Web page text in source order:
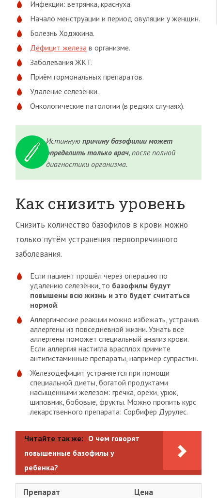
Инфекции: ветрянка, краснуха.
Начало менструации и период овуляции у женщин.
Болезнь Ходжкина.
Дефицит железа в организме.
Заболевания ЖКТ.
Приём гормональных препаратов.
Удаление селезёнки.
Онкологические патологии (в редких случаях).
Истиннуюпричину базофилии может
определить только врач, после полной
диагностики организма.
Как снизить уровень
Снизить количество базофилов в крови можно
только путём устранения первопричинного
заболевания.
Если пациент прошёл через операцию по
удалению селезёнки, то базофилы будут
повышены всю жизнь и это будет считаться
нормой.
Аллергические реакции можно избежать, устранив
аллергены из повседневной жизни. Узнать все
аллергены поможет специальный анализ крови.
Если аллергия настигла врасплох примите
антигистаминные препараты, например супрастин.
Железодефицит устраняется при помощи
специальной диеты, богатой продуктами
насыщенными железом: гречка, орехи, урюк,
шиповник, бобовые, фрукты. Можно пропить курс
лекарственного препарата: Сорбифер Дурулес.
Читайте так же: О чем говорят
повышенные базофилы у
ребенка?
Препарат
Цена